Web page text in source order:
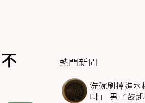
熱門新聞
洗碗刷掉進
叫」 男子鼓